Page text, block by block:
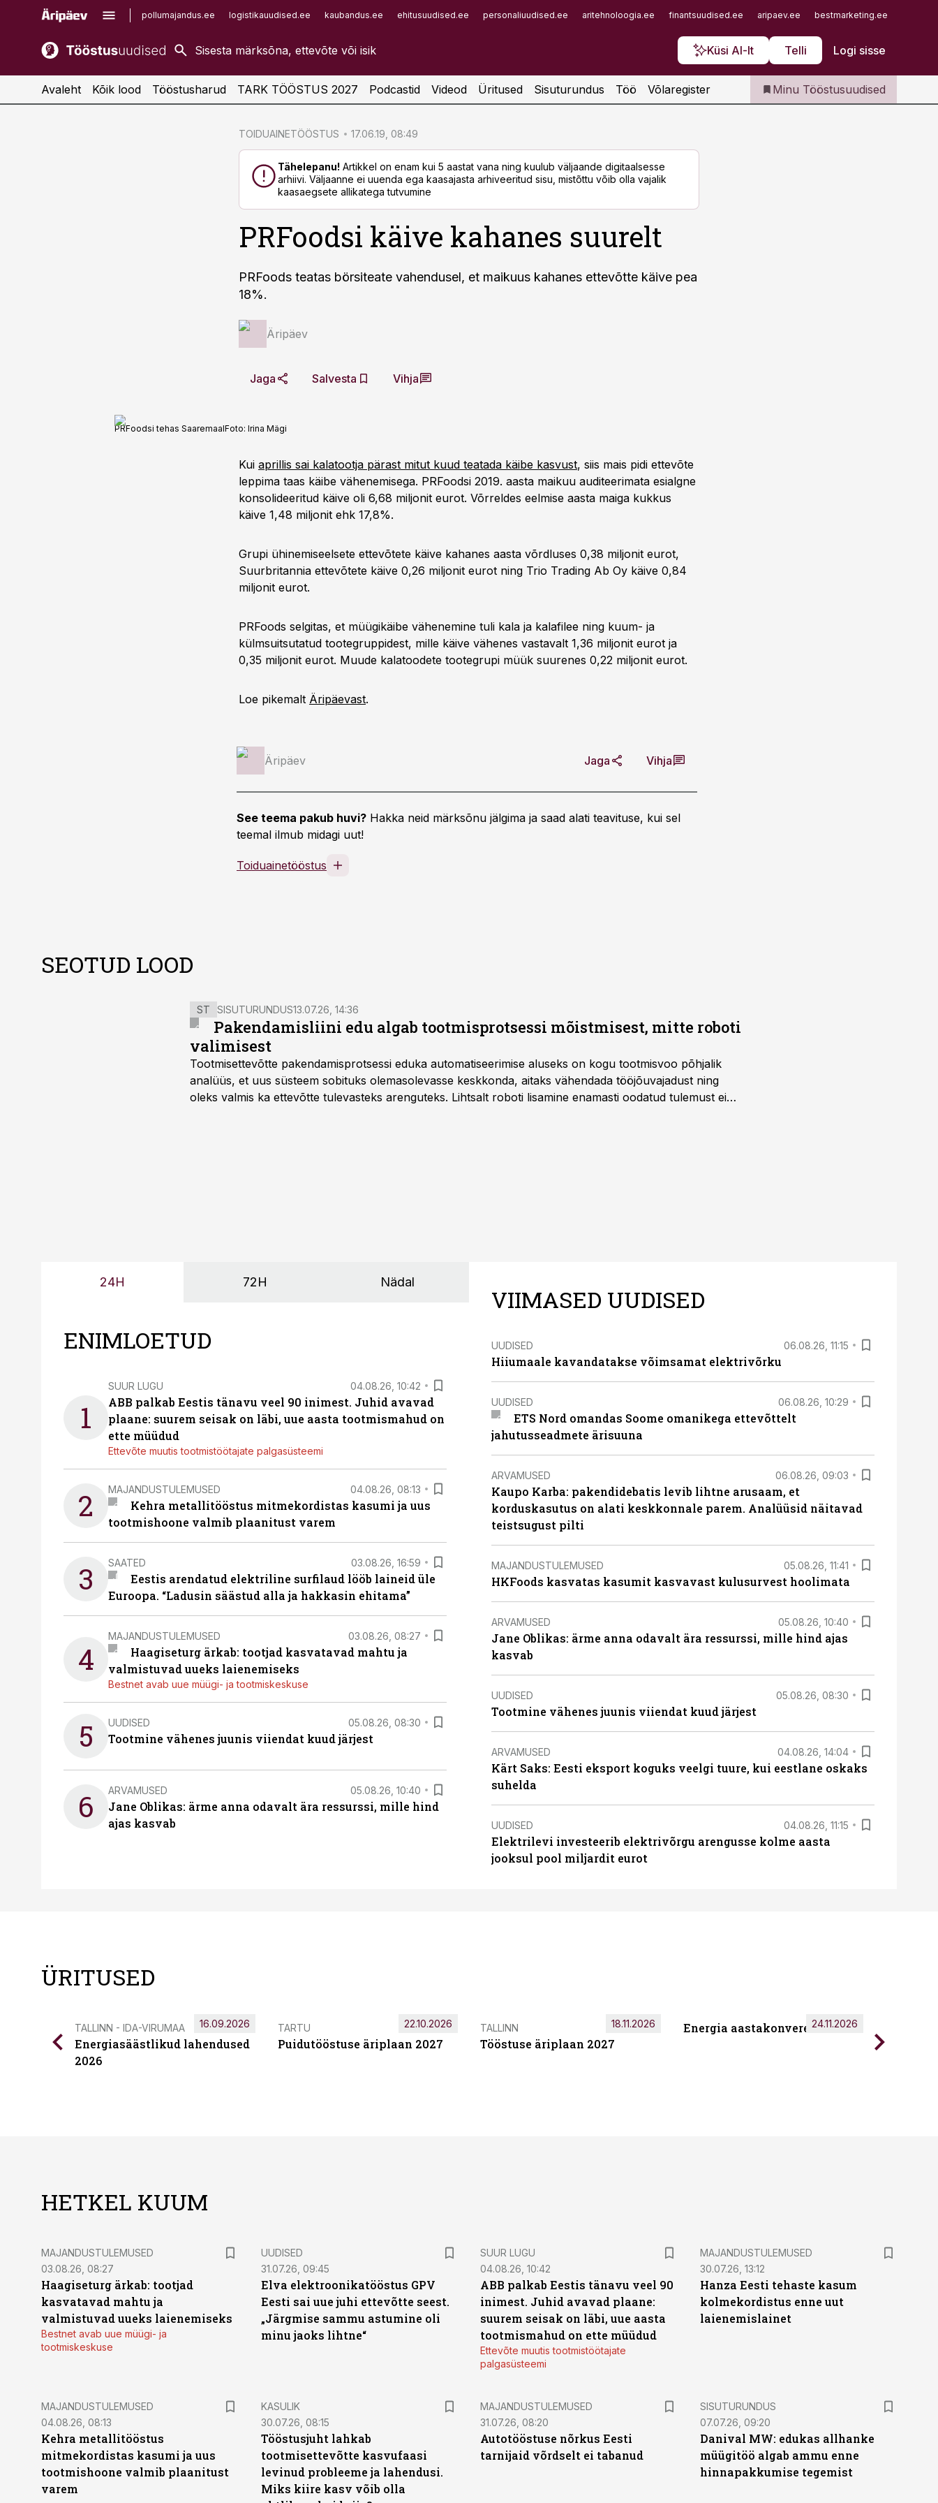
pollumajandus.ee logistikauudised.ee kaubandus.ee ehitusuudised.ee personaliuudised.ee aritehnoloogia.ee finantsuudised.ee aripaev.ee bestmarketing.ee
Küsi AI-lt Telli Logi sisse
kaubandus.ee
kinnisvarauudised.ee
imelineajalugu.ee
Infopank
Iseteenindus
Telli Tööstusuudised
Avaleht Kõik lood Tööstusharud TARK TÖÖSTUS 2027 Podcastid Videod Üritused Sisuturundus Töö Võlaregister Minu Tööstusuudised
TOIDUAINETÖÖSTUS 17.06.19, 08:49
Tähelepanu! Artikkel on enam kui 5 aastat vana ning kuulub väljaande digitaalsesse
arhiivi. Väljaanne ei uuenda ega kaasajasta arhiveeritud sisu, mistõttu võib olla vajalik
kaasaegsete allikatega tutvumine
PRFoodsi käive kahanes suurelt
PRFoods teatas börsiteate vahendusel, et maikuus kahanes ettevõtte käive pea
18%.
Äripäev
Jaga Salvesta Vihja
PRFoodsi tehas SaaremaalFoto: Irina Mägi
Kui aprillis sai kalatootja pärast mitut kuud teatada käibe kasvust, siis mais pidi ettevõte
leppima taas käibe vähenemisega. PRFoodsi 2019. aasta maikuu auditeerimata esialgne
konsolideeritud käive oli 6,68 miljonit eurot. Võrreldes eelmise aasta maiga kukkus
käive 1,48 miljonit ehk 17,8%.
Grupi ühinemiseelsete ettevõtete käive kahanes aasta võrdluses 0,38 miljonit eurot,
Suurbritannia ettevõtete käive 0,26 miljonit eurot ning Trio Trading Ab Oy käive 0,84
miljonit eurot.
PRFoods selgitas, et müügikäibe vähenemine tuli kala ja kalafilee ning kuum- ja
külmsuitsutatud tootegruppidest, mille käive vähenes vastavalt 1,36 miljonit eurot ja
0,35 miljonit eurot. Muude kalatoodete tootegrupi müük suurenes 0,22 miljonit eurot.
Loe pikemalt Äripäevast.
Äripäev Jaga Vihja
See teema pakub huvi? Hakka neid märksõnu jälgima ja saad alati teavituse, kui sel
teemal ilmub midagi uut!
Toiduainetööstus
SEOTUD LOOD
ST SISUTURUNDUS13.07.26, 14:36
Pakendamisliini edu algab tootmisprotsessi mõistmisest, mitte roboti
valimisest
Tootmisettevõtte pakendamisprotsessi eduka automatiseerimise aluseks on kogu tootmisvoo põhjalik
analüüs, et uus süsteem sobituks olemasolevasse keskkonda, aitaks vähendada tööjõuvajadust ning
oleks valmis ka ettevõtte tulevasteks arenguteks. Lihtsalt roboti lisamine enamasti oodatud tulemust ei
24H 72H Nädal
ENIMLOETUD
1
SUUR LUGU 04.08.26, 10:42
ABB palkab Eestis tänavu veel 90 inimest. Juhid avavad
plaane: suurem seisak on läbi, uue aasta tootmismahud on
ette müüdud
Ettevõte muutis tootmistöötajate palgasüsteemi
2 MAJANDUSTULEMUSED 04.08.26, 08:13
Kehra metallitööstus mitmekordistas kasumi ja uus
tootmishoone valmib plaanitust varem
3 SAATED 03.08.26, 16:59
Eestis arendatud elektriline surfilaud lööb laineid üle
Euroopa. “Ladusin säästud alla ja hakkasin ehitama”
4
MAJANDUSTULEMUSED 03.08.26, 08:27
Haagiseturg ärkab: tootjad kasvatavad mahtu ja
valmistuvad uueks laienemiseks
Bestnet avab uue müügi- ja tootmiskeskuse
5 UUDISED 05.08.26, 08:30
Tootmine vähenes juunis viiendat kuud järjest
6 ARVAMUSED 05.08.26, 10:40
Jane Oblikas: ärme anna odavalt ära ressurssi, mille hind
ajas kasvab
VIIMASED UUDISED
UUDISED 06.08.26, 11:15
Hiiumaale kavandatakse võimsamat elektrivõrku
UUDISED 06.08.26, 10:29
ETS Nord omandas Soome omanikega ettevõttelt
jahutusseadmete ärisuuna
ARVAMUSED 06.08.26, 09:03
Kaupo Karba: pakendidebatis levib lihtne arusaam, et
korduskasutus on alati keskkonnale parem. Analüüsid näitavad
teistsugust pilti
MAJANDUSTULEMUSED 05.08.26, 11:41
HKFoods kasvatas kasumit kasvavast kulusurvest hoolimata
ARVAMUSED 05.08.26, 10:40
Jane Oblikas: ärme anna odavalt ära ressurssi, mille hind ajas
kasvab
UUDISED 05.08.26, 08:30
Tootmine vähenes juunis viiendat kuud järjest
ARVAMUSED 04.08.26, 14:04
Kärt Saks: Eesti eksport koguks veelgi tuure, kui eestlane oskaks
suhelda
UUDISED 04.08.26, 11:15
Elektrilevi investeerib elektrivõrgu arengusse kolme aasta
jooksul pool miljardit eurot
ÜRITUSED
TALLINN - IDA-VIRUMAA
Energiasäästlikud lahendused
2026
16.09.2026 TARTU
Puidutööstuse äriplaan 2027
22.10.2026 TALLINN
Tööstuse äriplaan 2027
18.11.2026 Energia aastakonverents 2026
24.11.2026
HETKEL KUUM
MAJANDUSTULEMUSED
03.08.26, 08:27
Haagiseturg ärkab: tootjad
kasvatavad mahtu ja
valmistuvad uueks laienemiseks
Bestnet avab uue müügi- ja
tootmiskeskuse
UUDISED
31.07.26, 09:45
Elva elektroonikatööstus GPV
Eesti sai uue juhi ettevõtte seest.
„Järgmise sammu astumine oli
minu jaoks lihtne“
SUUR LUGU
04.08.26, 10:42
ABB palkab Eestis tänavu veel 90
inimest. Juhid avavad plaane:
suurem seisak on läbi, uue aasta
tootmismahud on ette müüdud
Ettevõte muutis tootmistöötajate
palgasüsteemi
MAJANDUSTULEMUSED
30.07.26, 13:12
Hanza Eesti tehaste kasum
kolmekordistus enne uut
laienemislainet
MAJANDUSTULEMUSED
04.08.26, 08:13
Kehra metallitööstus
mitmekordistas kasumi ja uus
tootmishoone valmib plaanitust
varem
KASULIK
30.07.26, 08:15
Tööstusjuht lahkab
tootmisettevõtte kasvufaasi
levinud probleeme ja lahendusi.
Miks kiire kasv võib olla
MAJANDUSTULEMUSED
31.07.26, 08:20
Autotööstuse nõrkus Eesti
tarnijaid võrdselt ei tabanud
ST
SISUTURUNDUS
07.07.26, 09:20
Danival MW: edukas allhanke
müügitöö algab ammu enne
hinnapakkumise tegemist